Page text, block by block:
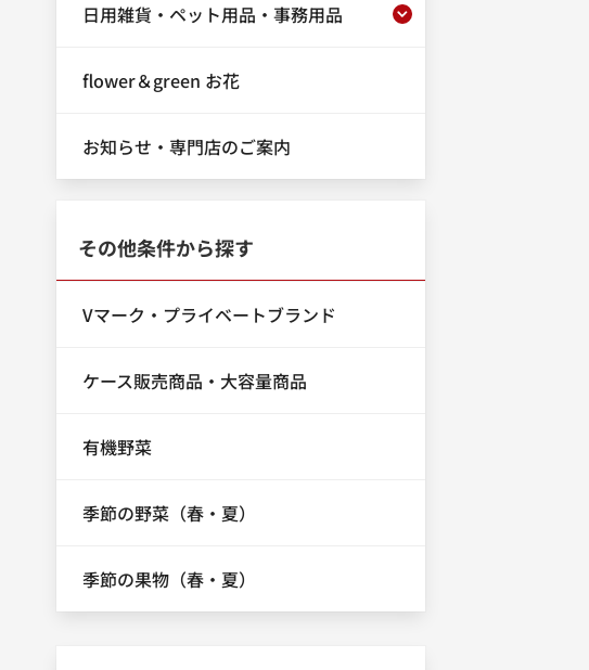
日用雑貨・ペット用品・事務用品
flower＆green お花
お知らせ・専門店のご案内
その他条件から探す
Vマーク・プライベートブランド
ケース販売商品・大容量商品
有機野菜
季節の野菜（春・夏）
季節の果物（春・夏）